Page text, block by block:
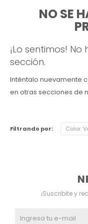
NO SE
¡Lo sentimos!
sección.
Inténtalo nuevamente
en otras secciones de
Filtrando por: Color:
¡Suscribite y
Ver todo
Maternal
Culotteless
Boxer
Multiforma
Sin Bretel
Remeras
Camisas
Polleras
Tops Deportivos
Belleza
Bolsos y Carteras
Paraguas
Lentes de Sol
Violeta
Verde
Rojo
Gris